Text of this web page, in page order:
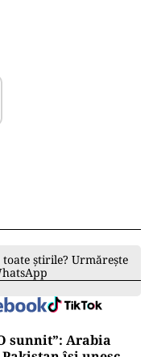
știrile? Urmărește
sunnit”: Arabia